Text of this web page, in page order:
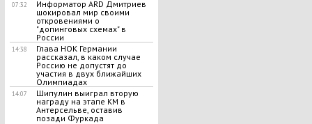
07:32
Информатор ARD Дмитриев
шокировал мир своими
откровениями о
"допинговых схемах" в
России
14:38
Глава НОК Германии
рассказал, в каком случае
Россию не допустят до
участия в двух ближайших
Олимпиадах
14:07
Шипулин выиграл вторую
награду на этапе КМ в
Антерсельве, оставив
позади Фуркада